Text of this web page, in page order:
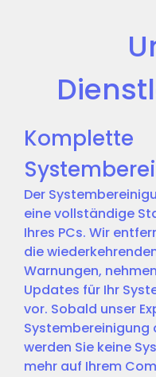
Komplette
Der
eine vollständige
Ihres PCs. Wir
die
Warnungen,
Updates für Ihr
vor. Sobald unser
Systembereinigung
werden Sie keine
mehr auf Ihrem